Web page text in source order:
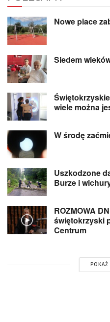
Nowe place
Siedem
wiele można
W środę
Uszkodzone
Burze i
ROZMOWA
świętokrzyski
Centrum
POKAŻ